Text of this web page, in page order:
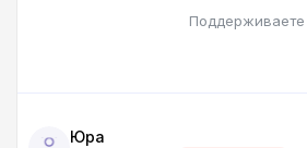
еще и виноват?! ДБР –
Поддерживаете
Юра